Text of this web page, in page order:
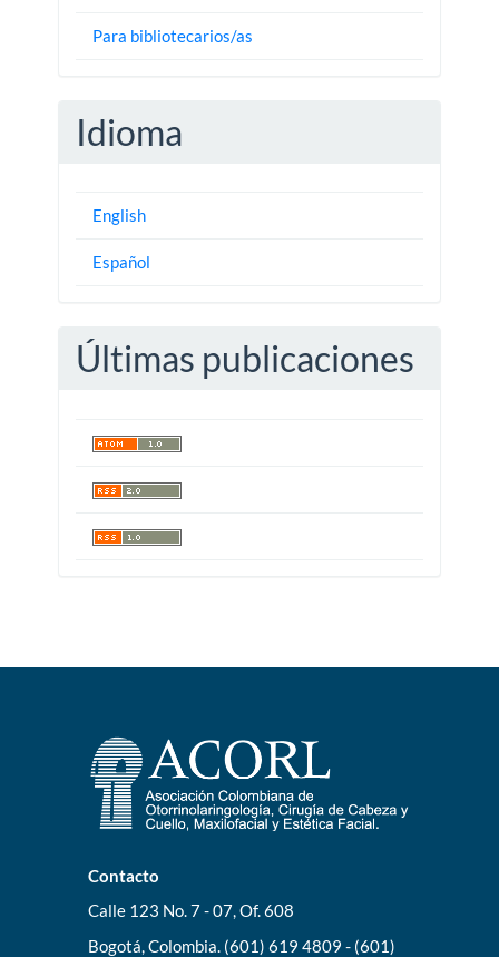
Para bibliotecarios/as
Idioma
English
Español
Últimas publicaciones
Contacto
Calle 123 No. 7 - 07, Of. 608
Bogotá, Colombia. (601) 619 4809 - (601)